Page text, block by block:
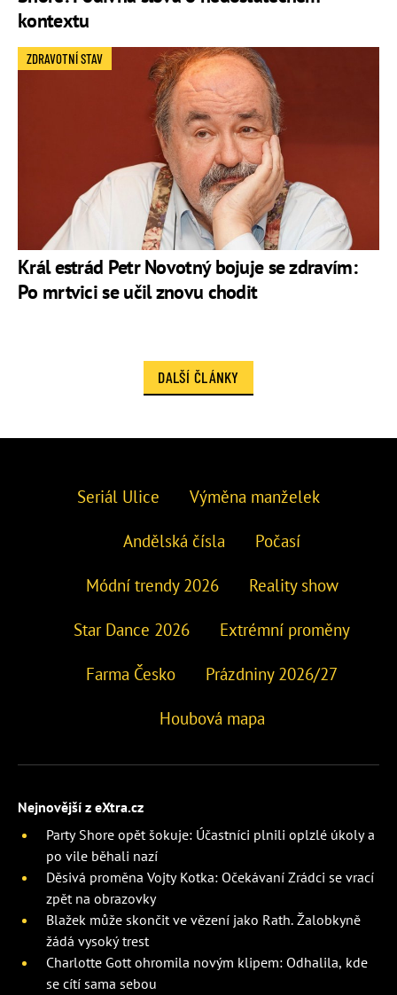
kontextu
Král estrád Petr Novotný bojuje se zdravím:
Po mrtvici se učil znovu chodit
ZDRAVOTNÍ STAV
DALŠÍ ČLÁNKY
Seriál Ulice Výměna manželek
Andělská čísla Počasí
Módní trendy 2026 Reality show
Star Dance 2026 Extrémní proměny
Farma Česko Prázdniny 2026/27
Houbová mapa
Nejnovější z eXtra.cz
Party Shore opět šokuje: Účastníci plnili oplzlé úkoly a
po vile běhali nazí
Děsivá proměna Vojty Kotka: Očekávaní Zrádci se vrací
zpět na obrazovky
Blažek může skončit ve vězení jako Rath. Žalobkyně
žádá vysoký trest
Charlotte Gott ohromila novým klipem: Odhalila, kde
se cítí sama sebou